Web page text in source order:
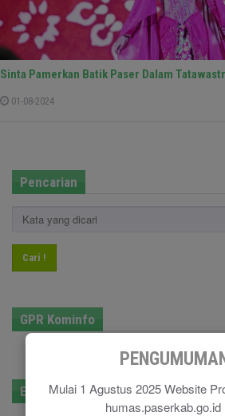
Mulai 1 Agustus 2025 Website
humas.paserkab.go.id
Sinta Pamerkan Batik Paser Dalam
01-08-2024
Pencarian
Cari !
GPR Kominfo
E-Government